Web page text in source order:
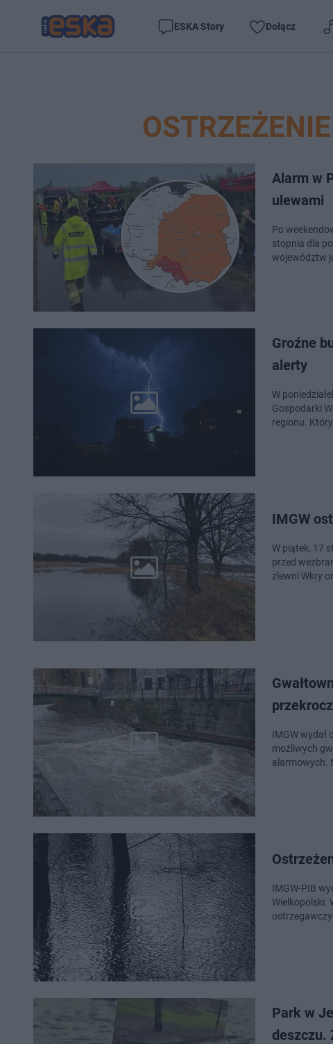
ESKA Story Dołącz
Alarm w
ulewami
Po
stopnia dla
województw
Groźne
alerty
W
Gospodarki
regionu.
IMGW
W piątek, 17
przed
zlewni Wkry
IMGW wydał
możliwych
alarmowych.
IMGW-PIB
Wielkopolski.
Park w
deszczu.